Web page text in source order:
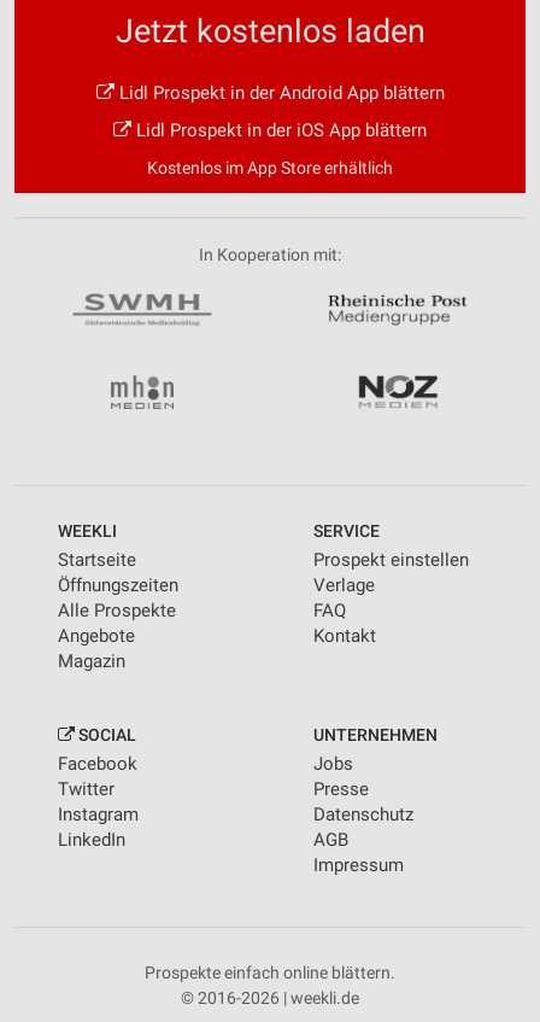
Jetzt kostenlos laden
Lidl Prospekt in der Android App blättern
Lidl Prospekt in der iOS App blättern
Kostenlos im App Store erhältlich
In Kooperation mit:
WEEKLI
Startseite
Öffnungszeiten
Alle Prospekte
Angebote
Magazin
SERVICE
Prospekt einstellen
Verlage
FAQ
Kontakt
SOCIAL
Facebook
Twitter
Instagram
LinkedIn
UNTERNEHMEN
Jobs
Presse
Datenschutz
AGB
Impressum
Prospekte einfach online blättern.
© 2016-2026 | weekli.de